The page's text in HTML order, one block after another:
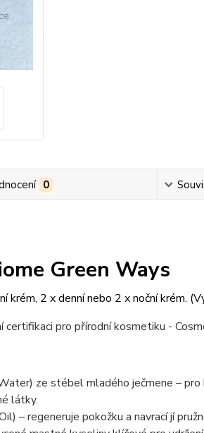
0
Green Ways
krém, 2 x denní nebo 2 x noční krém.
pro přírodní kosmetiku -
ze stébel mladého ječmene – pro
látky.
– regeneruje pokožku a navrací jí